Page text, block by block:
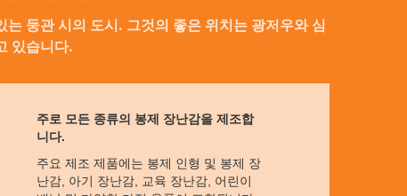
둥관 시의 도시. 그것의 좋은 위치는 광저우와 심
있습니다.
주로 모든 종류의 봉제 장난감을 제조합
니다.
주요 제조 제품에는 봉제 인형 및 봉제 장
난감, 아기 장난감, 교육 장난감, 어린이